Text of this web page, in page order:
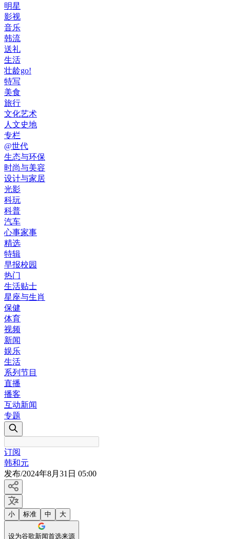
明星
影视
音乐
韩流
送礼
生活
壮龄go!
特写
美食
旅行
文化艺术
人文史地
专栏
@世代
生态与环保
时尚与美容
设计与家居
光影
科玩
科普
汽车
心事家事
精选
特辑
早报校园
热门
生活贴士
星座与生肖
保健
体育
视频
新闻
娱乐
生活
系列节目
直播
播客
互动新闻
专题
订阅
韩和元
发布/2024年8月31日 05:00
小 标准 中 大
设为谷歌新闻首选来源